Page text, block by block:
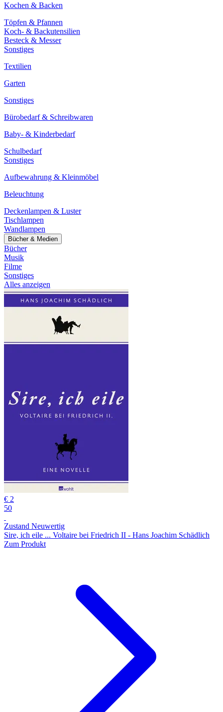
Kochen & Backen
Töpfen & Pfannen
Koch- & Backutensilien
Besteck & Messer
Sonstiges
Textilien
Garten
Sonstiges
Bürobedarf & Schreibwaren
Baby- & Kinderbedarf
Schulbedarf
Sonstiges
Aufbewahrung & Kleinmöbel
Beleuchtung
Deckenlampen & Luster
Tischlampen
Wandlampen
Bücher & Medien
Bücher
Musik
Filme
Sonstiges
Alles anzeigen
€ 2
50
Zustand Neuwertig
Sire, ich eile ... Voltaire bei Friedrich II - Hans Joachim Schädlich
Zum Produkt